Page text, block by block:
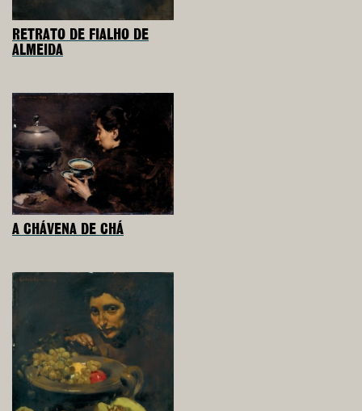
RETRATO DE FIALHO DE
ALMEIDA
A CHÁVENA DE CHÁ